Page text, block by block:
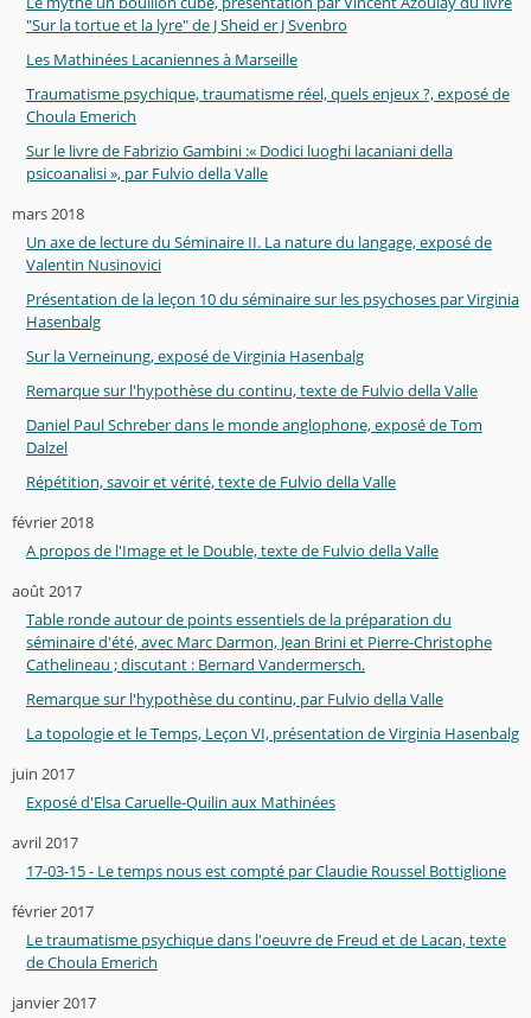
"Sur la tortue et la lyre" de J Sheid er J Svenbro
Les Mathinées Lacaniennes à Marseille
Traumatisme psychique, traumatisme réel, quels enjeux ?, exposé de
Choula Emerich
Sur le livre de Fabrizio Gambini :« Dodici luoghi lacaniani della
psicoanalisi », par Fulvio della Valle
mars 2018
Un axe de lecture du Séminaire II. La nature du langage, exposé de
Valentin Nusinovici
Présentation de la leçon 10 du séminaire sur les psychoses par Virginia
Hasenbalg
Sur la Verneinung, exposé de Virginia Hasenbalg
Remarque sur l'hypothèse du continu, texte de Fulvio della Valle
Daniel Paul Schreber dans le monde anglophone, exposé de Tom
Dalzel
Répétition, savoir et vérité, texte de Fulvio della Valle
février 2018
A propos de l'Image et le Double, texte de Fulvio della Valle
août 2017
Table ronde autour de points essentiels de la préparation du
séminaire d'été, avec Marc Darmon, Jean Brini et Pierre-Christophe
Cathelineau ; discutant : Bernard Vandermersch.
Remarque sur l'hypothèse du continu, par Fulvio della Valle
La topologie et le Temps, Leçon VI, présentation de Virginia Hasenbalg
juin 2017
Exposé d'Elsa Caruelle-Quilin aux Mathinées
avril 2017
17-03-15 - Le temps nous est compté par Claudie Roussel Bottiglione
février 2017
Le traumatisme psychique dans l'oeuvre de Freud et de Lacan, texte
de Choula Emerich
janvier 2017